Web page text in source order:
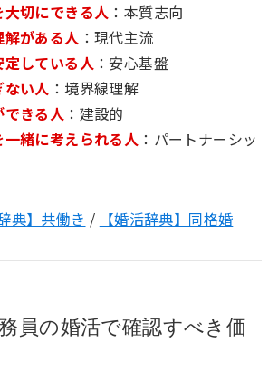
切にできる人 ：本質志向
がある人 ：現代主流
している人：安心基盤
ない人 ：境界線理解
できる人 ：建設的
緒に考えられる人 ：パートナーシッ
典】共働き / 【婚活辞典】同格婚
員の婚活で確認すべき価